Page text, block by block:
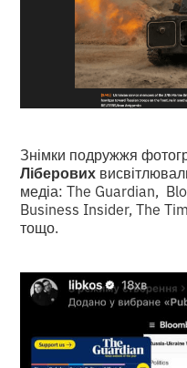
Знімки подружжя
Ліберових
медіа: The Guardian,
Business Insider, The
тощо.